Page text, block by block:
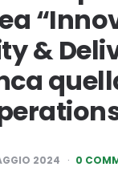
&
2024 0